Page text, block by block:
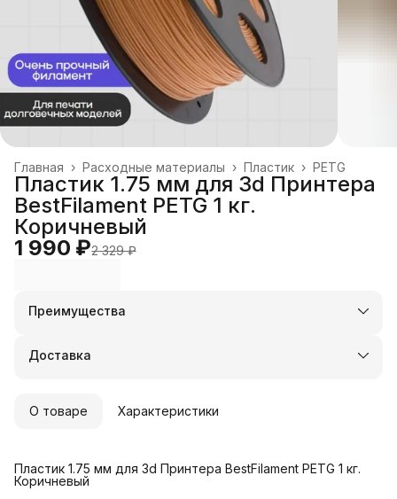
PETG
Пластик ›
Расходные материалы ›
Главная ›
Пластик 1.75 мм для 3d Принтера
BestFilament PETG 1 кг.
Коричневый
1 990 ₽2 329 ₽
Преимущества
Оплата частями в Сплит
Удобный возврат
Доставка
О товаре Характеристики
Пластик 1.75 мм для 3d Принтера BestFilament PETG 1 кг.
Коричневый